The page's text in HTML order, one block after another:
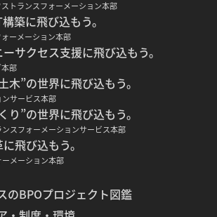
トランスフォーメーション本部
築に飛び込もう。
ーメーション本部
サクセス支援に飛び込もう。
部
木”の世界に飛び込もう。
サービス本部
り”の世界に飛び込もう。
スフォーメーションサービス本部
飛び込もう。
メーション本部
のBPOプロジェクト図鑑